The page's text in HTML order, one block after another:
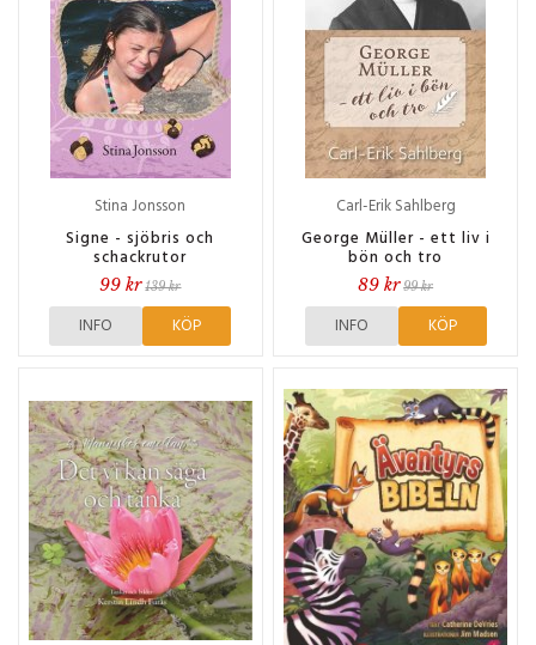
Stina Jonsson
Signe - sjöbris och
schackrutor
99 kr 139 kr
INFO KÖP
Carl-Erik Sahlberg
George Müller - ett liv i
bön och tro
89 kr 99 kr
INFO KÖP